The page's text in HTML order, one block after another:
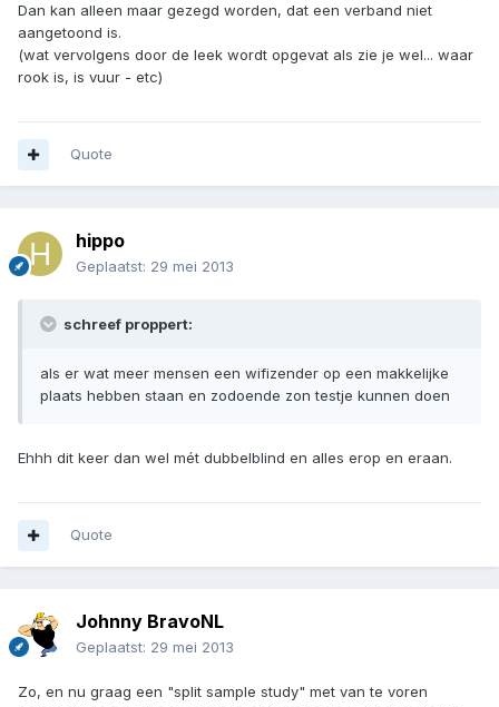
Dan kan alleen maar gezegd worden, dat een verband niet
aangetoond is.
(wat vervolgens door de leek wordt opgevat als zie je wel... waar
rook is, is vuur - etc)
Quote
hippo
Geplaatst: 29 mei 2013
schreef proppert:
als er wat meer mensen een wifizender op een makkelijke
plaats hebben staan en zodoende zon testje kunnen doen
Ehhh dit keer dan wel mét dubbelblind en alles erop en eraan.
Quote
Johnny BravoNL
Geplaatst: 29 mei 2013
Zo, en nu graag een "split sample study" met van te voren